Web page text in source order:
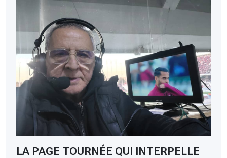
LA PAGE TOURNÉE QUI INTERPELLE